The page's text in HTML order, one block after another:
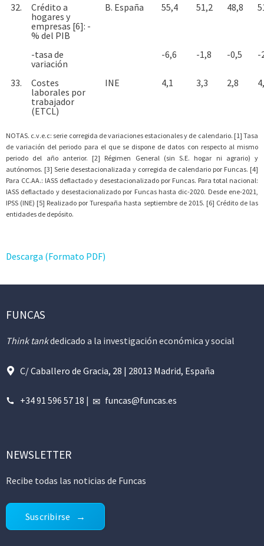
32.
Crédito a
hogares y
empresas [6]: -
% del PIB
B. España 55,4 51,2 48,8
-tasa de
variación
-6,6 -1,8 -0,5 -
33.
Costes
laborales por
trabajador
(ETCL)
INE 4,1 3,3 2,8
NOTAS. c.v.e.c: serie corregida de variaciones estacionales y de calendario. [1] Tasa
de variación del periodo para el que se dispone de datos con respecto al mismo
periodo del año anterior. [2] Régimen General (sin S.E. hogar ni agrario) y
autónomos. [3] Serie desestacionalizada y corregida de calendario por Funcas. [4]
Para CC.AA.: IASS deflactado y desestacionalizado por Funcas. Para total nacional:
IASS deflactado y desestacionalizado por Funcas hasta dic-2020. Desde ene-2021,
IPSS (INE) [5] Realizado por Turespaña hasta septiembre de 2015. [6] Crédito de las
entidades de depósito.
Descarga (Formato PDF)
FUNCAS
Think tankdedicado a la investigación económica y social
C/ Caballero de Gracia, 28 | 28013 Madrid, España
+34 91 596 57 18 | funcas@funcas.es
NEWSLETTER
Recibe todas las noticias de Funcas
Suscribirse